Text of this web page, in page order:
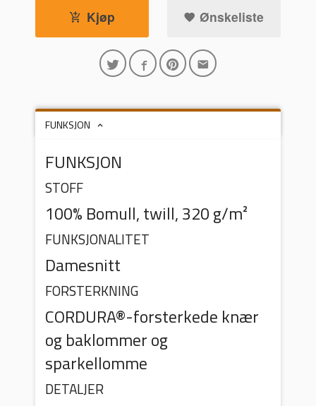
Kjøp Ønskeliste
FUNKSJON
FUNKSJON
STOFF
100% Bomull, twill, 320 g/m²
FUNKSJONALITET
Damesnitt
FORSTERKNING
CORDURA®-forsterkede knær
og baklommer og
sparkellomme
DETALJER